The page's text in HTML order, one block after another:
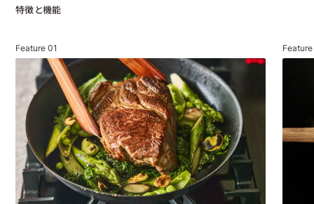
特徴と機能
Feature 01